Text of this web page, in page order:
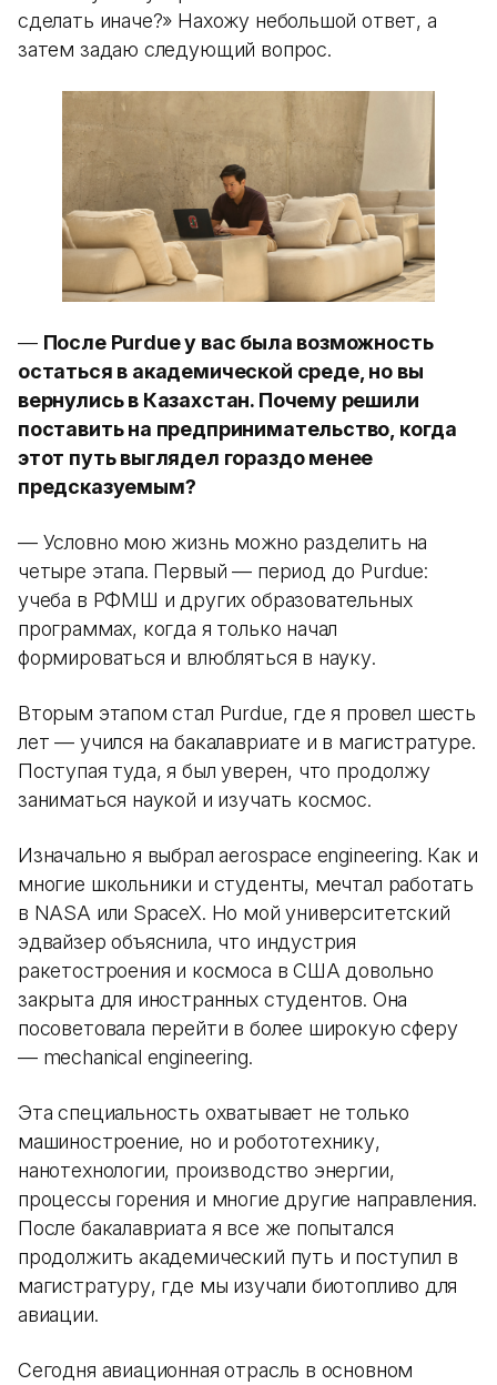
сделать иначе?» Нахожу небольшой ответ, а
затем задаю следующий вопрос.
— После Purdue у вас была возможность
остаться в академической среде, но вы
вернулись в Казахстан. Почему решили
поставить на предпринимательство, когда
этот путь выглядел гораздо менее
предсказуемым?
— Условно мою жизнь можно разделить на
четыре этапа. Первый — период до Purdue:
учеба в РФМШ и других образовательных
программах, когда я только начал
формироваться и влюбляться в науку.
Вторым этапом стал Purdue, где я провел шесть
лет — учился на бакалавриате и в магистратуре.
Поступая туда, я был уверен, что продолжу
заниматься наукой и изучать космос.
Изначально я выбрал aerospace engineering. Как и
многие школьники и студенты, мечтал работать
в NASA или SpaceX. Но мой университетский
эдвайзер объяснила, что индустрия
ракетостроения и космоса в США довольно
закрыта для иностранных студентов. Она
посоветовала перейти в более широкую сферу
— mechanical engineering.
Эта специальность охватывает не только
машиностроение, но и робототехнику,
нанотехнологии, производство энергии,
процессы горения и многие другие направления.
После бакалавриата я все же попытался
продолжить академический путь и поступил в
магистратуру, где мы изучали биотопливо для
авиации.
Сегодня авиационная отрасль в основном